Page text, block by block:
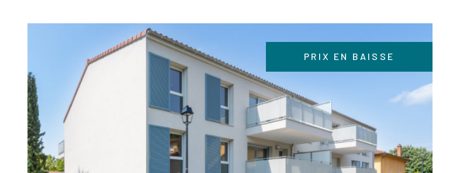
de notaire offerts Ne laissez pas passer cette opportunité rare et
contactez-nous dès aujourd’hui pour plus d’informations ou pour
organiser une visite. Copropriété de 28 lots Estimatif charges
annuelles de copropriété : 1260€ (n'étant qu'un estimatif ce
montant est suceptible de changer) Honoraires charge vendeur.
D'autres logements similaires sont toujours disponibles. N'hésitez
pas à nous contacter pour plus d'informations.
PRIX EN BAISSE
VOIR LE BIEN